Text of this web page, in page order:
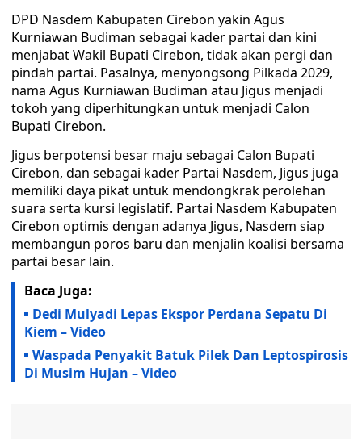
DPD Nasdem Kabupaten Cirebon yakin Agus
Kurniawan Budiman sebagai kader partai dan kini
menjabat Wakil Bupati Cirebon, tidak akan pergi dan
pindah partai. Pasalnya, menyongsong Pilkada 2029,
nama Agus Kurniawan Budiman atau Jigus menjadi
tokoh yang diperhitungkan untuk menjadi Calon
Bupati Cirebon.
Jigus berpotensi besar maju sebagai Calon Bupati
Cirebon, dan sebagai kader Partai Nasdem, Jigus juga
memiliki daya pikat untuk mendongkrak perolehan
suara serta kursi legislatif. Partai Nasdem Kabupaten
Cirebon optimis dengan adanya Jigus, Nasdem siap
membangun poros baru dan menjalin koalisi bersama
partai besar lain.
Baca Juga:
Dedi Mulyadi Lepas Ekspor Perdana Sepatu Di
Kiem – Video
Waspada Penyakit Batuk Pilek Dan Leptospirosis
Di Musim Hujan – Video